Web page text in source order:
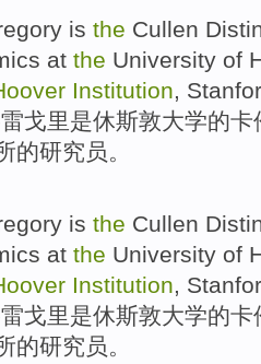
is the Cullen
at the University of
Institution,
戈里是休斯敦大学的卡
的研究员。
is the Cullen
at the University of
Institution
戈里是休斯敦大学的卡
的研究员 。